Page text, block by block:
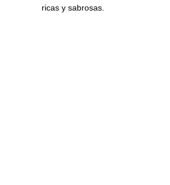
ricas y sabrosas.